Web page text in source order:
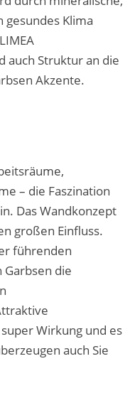
Klima
auch Struktur an die
Akzente.
– die Faszination
Das Wandkonzept
großen Einfluss.
führenden
die
Wirkung und es
auch Sie